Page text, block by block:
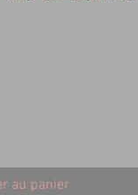
au panier